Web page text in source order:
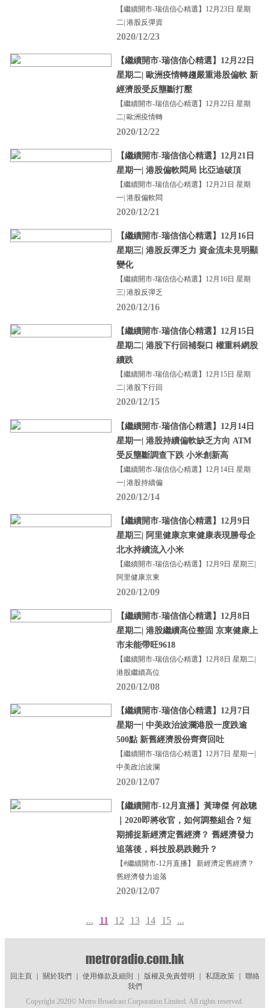
【繼續開市-瑞信信心精選】12月23日 星期
二| 港股反彈資
2020/12/23
【繼續開市-瑞信信心精選】12月22日
星期二| 歐洲疫情轉趨嚴重港股偏軟 新
經濟股受反壟斷打壓
【繼續開市-瑞信信心精選】12月22日 星期
二| 歐洲疫情轉
2020/12/22
【繼續開市-瑞信信心精選】12月21日
星期一| 港股偏軟悶局 比亞迪破頂
【繼續開市-瑞信信心精選】12月21日 星期
一| 港股偏軟悶
2020/12/21
【繼續開市-瑞信信心精選】12月16日
星期三| 港股反彈乏力 資金流未見明顯
變化
【繼續開市-瑞信信心精選】12月16日 星期
三| 港股反彈乏
2020/12/16
【繼續開市-瑞信信心精選】12月15日
星期二| 港股下行回補裂口 權重科網股
續跌
【繼續開市-瑞信信心精選】12月15日 星期
二| 港股下行回
2020/12/15
【繼續開市-瑞信信心精選】12月14日
星期一| 港股持續偏軟缺乏方向 ATM
受反壟斷調查下跌 小米創新高
【繼續開市-瑞信信心精選】12月14日 星期
一| 港股持續偏
2020/12/14
【繼續開市-瑞信信心精選】12月9日
星期三| 阿里健康京東健康表現勝母企
北水持續流入小米
【繼續開市-瑞信信心精選】12月9日 星期三|
阿里健康京東
2020/12/09
【繼續開市-瑞信信心精選】12月8日
星期二| 港股繼續高位整固 京東健康上
市未能帶旺9618
【繼續開市-瑞信信心精選】12月8日 星期二|
港股繼續高位
2020/12/08
【繼續開市-瑞信信心精選】12月7日
星期一| 中美政治波瀾港股一度跌逾
500點 新舊經濟股份齊齊回吐
【繼續開市-瑞信信心精選】12月7日 星期一|
中美政治波瀾
2020/12/07
【繼續開市-12月直播】黃瑋傑 何啟聰
｜2020即將收官，如何調整組合？短
期捕捉新經濟定舊經濟？ 舊經濟發力
追落後，科技股易跌難升？
【#繼續開市-12月直播】 新經濟定舊經濟？
舊經濟發力追落
2020/12/07
... 11 12 13 14 15 ...
回主頁｜ 關於我們 使用條款及細則 版權及免責聲明 私隱政策｜ 聯絡
我們
Copyright 2020© Metro Broadcast Corporation Limited. All rights reserved.